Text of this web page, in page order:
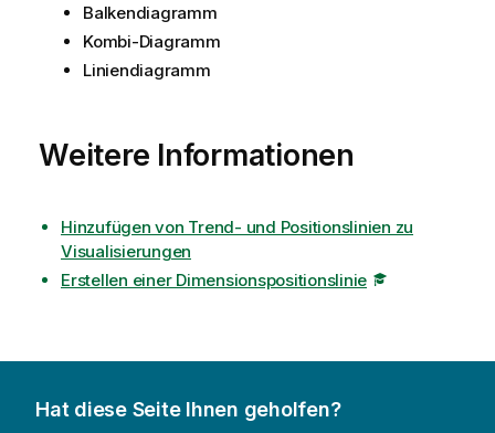
Balkendiagramm
Kombi-Diagramm
Liniendiagramm
Weitere Informationen
Hinzufügen von Trend- und Positionslinien zu
Visualisierungen
Erstellen einer Dimensionspositionslinie
Hat diese Seite Ihnen geholfen?